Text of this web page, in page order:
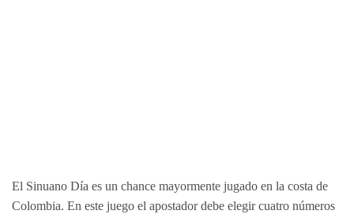
El Sinuano Día es un chance mayormente jugado en la costa de
Colombia. En este juego el apostador debe elegir cuatro números